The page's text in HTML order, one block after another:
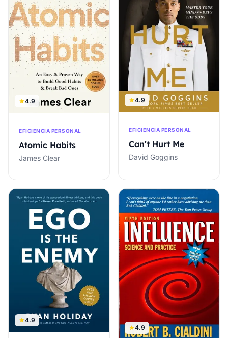
4.9
EFICIENCIA PERSONAL
Atomic Habits
James Clear
4.9
EFICIENCIA PERSONAL
Can't Hurt Me
David Goggins
4.9
4.9